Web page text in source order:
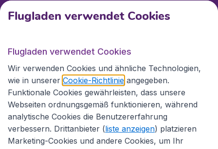
Internationale Webseiten
Folgen Sie uns:
Flugladen verwendet Cookies
Flugladen verwendet Cookies
Wir verwenden Cookies und ähnliche Technologien,
wie in unserer Cookie-Richtlinie angegeben.
Funktionale Cookies gewährleisten, dass unsere
Webseiten ordnungsgemäß funktionieren, während
analytische Cookies die Benutzererfahrung
verbessern. Drittanbieter (liste anzeigen) platzieren
Marketing-Cookies und andere Cookies, um Ihr